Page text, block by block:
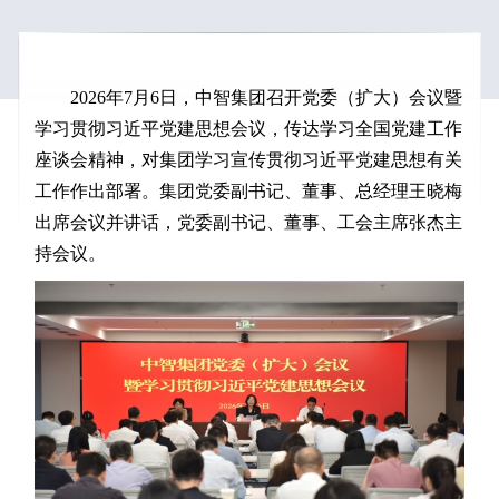
2026年7月6日，中智集团召开党委（扩大）会议暨
学习贯彻习近平党建思想会议，传达学习全国党建工作
座谈会精神，对集团学习宣传贯彻习近平党建思想有关
工作作出部署。集团党委副书记、董事、总经理王晓梅
出席会议并讲话，党委副书记、董事、工会主席张杰主
持会议。